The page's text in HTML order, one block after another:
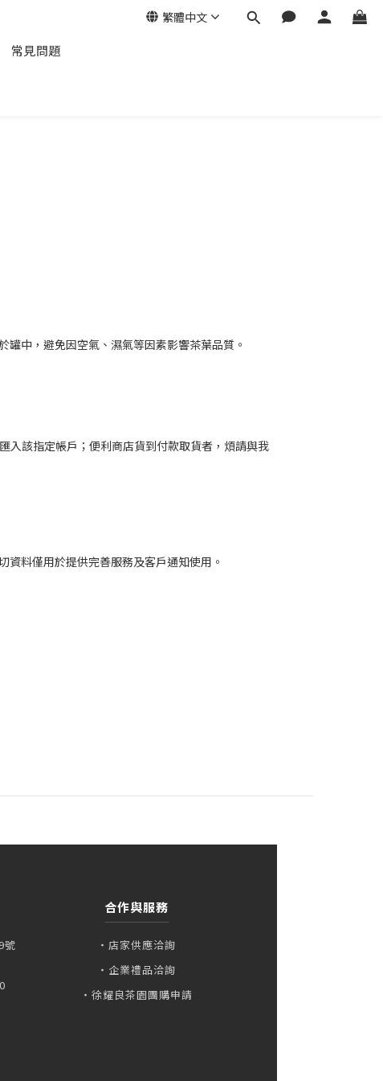
繁體中文
常見問題
罐中，避免因空氣、濕氣等因素影響茶葉品質。
入該指定帳戶；便利商店貨到付款取貨者，煩請與我
料僅用於提供完善服務及客戶通知使用。
號
合作與服務
・店家供應洽詢
・企業禮品洽詢
・徐耀良茶園團購申請